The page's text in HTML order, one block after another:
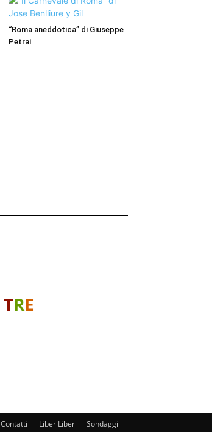
“Roma aneddotica” di Giuseppe
Petrai
TRE
Contatti Liber Liber Sondaggi